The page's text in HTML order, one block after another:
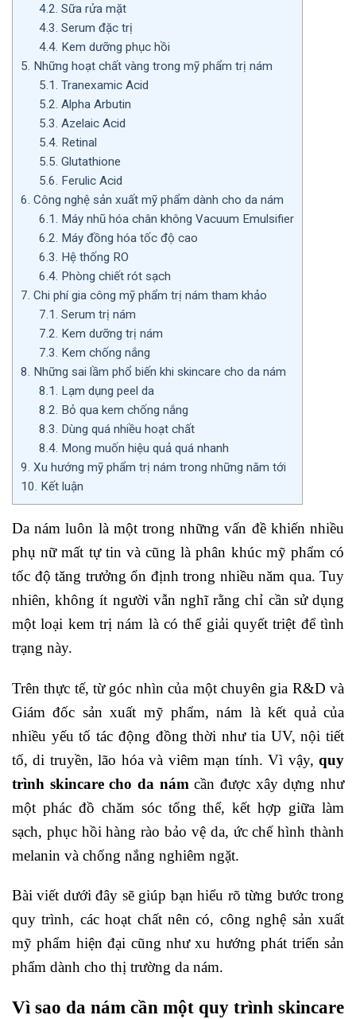
4.2. Sữa rửa mặt
4.3. Serum đặc trị
4.4. Kem dưỡng phục hồi
5. Những hoạt chất vàng trong mỹ phẩm trị nám
5.1. Tranexamic Acid
5.2. Alpha Arbutin
5.3. Azelaic Acid
5.4. Retinal
5.5. Glutathione
5.6. Ferulic Acid
6. Công nghệ sản xuất mỹ phẩm dành cho da nám
6.1. Máy nhũ hóa chân không Vacuum Emulsifier
6.2. Máy đồng hóa tốc độ cao
6.3. Hệ thống RO
6.4. Phòng chiết rót sạch
7. Chi phí gia công mỹ phẩm trị nám tham khảo
7.1. Serum trị nám
7.2. Kem dưỡng trị nám
7.3. Kem chống nắng
8. Những sai lầm phổ biến khi skincare cho da nám
8.1. Lạm dụng peel da
8.2. Bỏ qua kem chống nắng
8.3. Dùng quá nhiều hoạt chất
8.4. Mong muốn hiệu quả quá nhanh
9. Xu hướng mỹ phẩm trị nám trong những năm tới
10. Kết luận
Da nám luôn là một trong những vấn đề khiến nhiều
phụ nữ mất tự tin và cũng là phân khúc mỹ phẩm có
tốc độ tăng trưởng ổn định trong nhiều năm qua. Tuy
nhiên, không ít người vẫn nghĩ rằng chỉ cần sử dụng
một loại kem trị nám là có thể giải quyết triệt để tình
trạng này.
Trên thực tế, từ góc nhìn của một chuyên gia R&D và
Giám đốc sản xuất mỹ phẩm, nám là kết quả của
nhiều yếu tố tác động đồng thời như tia UV, nội tiết
tố, di truyền, lão hóa và viêm mạn tính. Vì vậy, quy
trình skincare cho da nám cần được xây dựng như
một phác đồ chăm sóc tổng thể, kết hợp giữa làm
sạch, phục hồi hàng rào bảo vệ da, ức chế hình thành
melanin và chống nắng nghiêm ngặt.
Bài viết dưới đây sẽ giúp bạn hiểu rõ từng bước trong
quy trình, các hoạt chất nên có, công nghệ sản xuất
mỹ phẩm hiện đại cũng như xu hướng phát triển sản
phẩm dành cho thị trường da nám.
Vì sao da nám cần một quy trình skincare